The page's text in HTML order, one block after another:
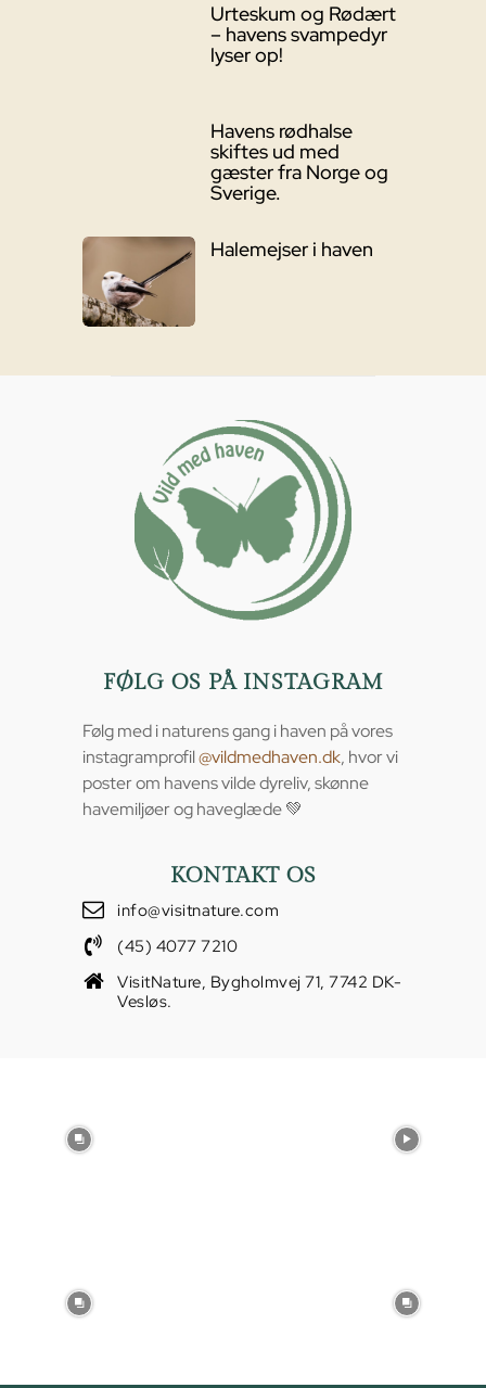
Urteskum og Rødært
– havens svampedyr
lyser op!
Havens rødhalse
skiftes ud med
gæster fra Norge og
Sverige.
Halemejser i haven
FØLG OS PÅ INSTAGRAM
Følg med i naturens gang i haven på vores
instagramprofil@vildmedhaven.dk, hvor vi
poster om havens vilde dyreliv, skønne
havemiljøer og haveglæde 💚
KONTAKT OS
info@visitnature.com
(45) 4077 7210
VisitNature, Bygholmvej 71, 7742 DK-
Vesløs.